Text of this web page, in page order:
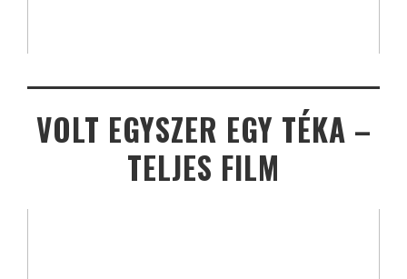
VOLT EGYSZER EGY TÉKA –
TELJES FILM